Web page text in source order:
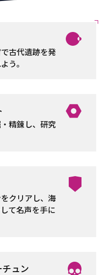
古代遺跡を発
う。
精錬し、研究
クリアし、海
て名声を手に
ュン